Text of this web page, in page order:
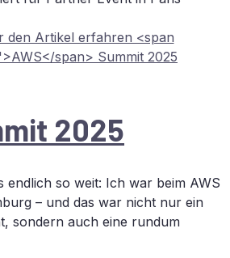
2025
endlich so weit: Ich war beim AWS
– und das war nicht nur ein
sondern auch eine rundum